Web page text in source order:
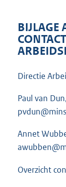
BIJLAGE
Directie
Paul van
Annet
Overzicht